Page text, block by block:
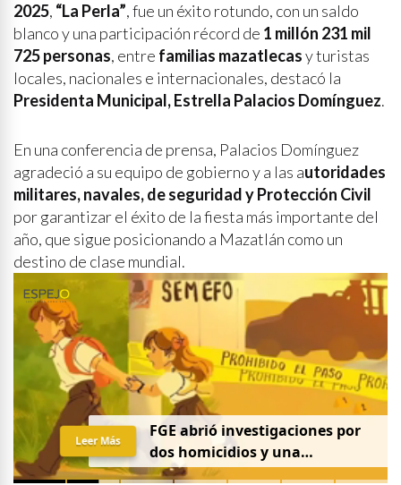
2025, “La Perla”, fue un éxito rotundo, con un saldo
blanco y una participación récord de 1 millón 231 mil
725 personas, entre familias mazatlecasy turistas
locales, nacionales e internacionales, destacó la
Presidenta Municipal, Estrella Palacios Domínguez.
En una conferencia de prensa, Palacios Domínguez
agradeció a su equipo de gobierno y a las autoridades
militares, navales, de seguridad y Protección Civil
por garantizar el éxito de la fiesta más importante del
año, que sigue posicionando a Mazatlán como un
destino de clase mundial.
FGE abrió investigaciones por
dos homicidios y una
desaparición el 7 de agosto
Leer Más